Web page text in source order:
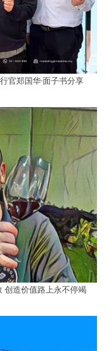
官郑国华·面子书分享
创造价值路上永不停竭